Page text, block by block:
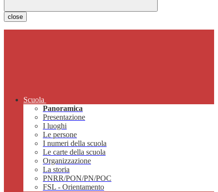
close
Scuola
Panoramica
Presentazione
I luoghi
Le persone
I numeri della scuola
Le carte della scuola
Organizzazione
La storia
PNRR/PON/PN/POC
FSL - Orientamento